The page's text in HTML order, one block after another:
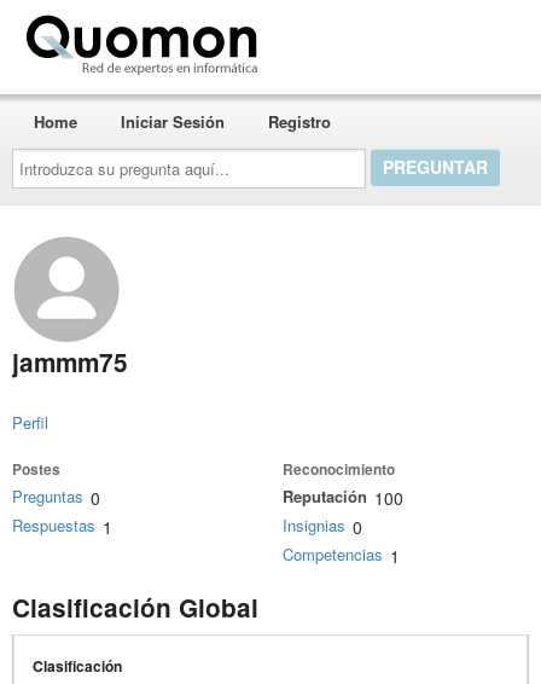
Introduzca
su
pregunta
aquí...
Home Iniciar Sesión Registro
jammm75
Perfil
Postes
Preguntas 0
Respuestas 1
Reconocimiento
Reputación 100
Insignias 0
Competencias 1
Clasificación Global
Clasificación